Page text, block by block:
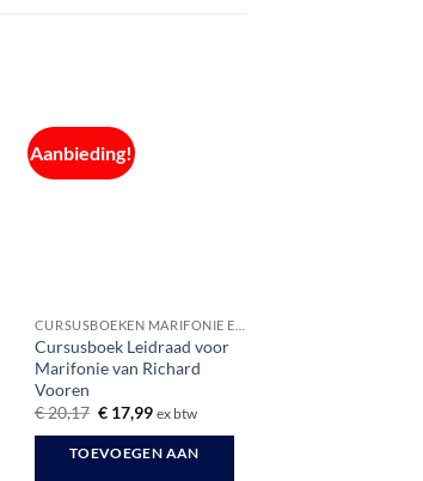
Aanbieding!
Cursusboek Leidraad voor
Marifonie van Richard
Vooren
€20,17 Oorspronkelijke
prijs
was:
€ 20,17.
€ 17,99Huidige
is:
€ 17,99.
ex btw
TOEVOEGEN AAN